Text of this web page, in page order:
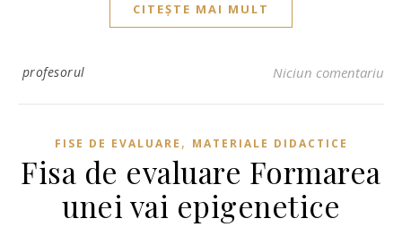
CITEȘTE MAI MULT
profesorul Niciun comentariu
FISE DE EVALUARE , MATERIALE DIDACTICE
Fisa de evaluare Formarea
unei vai epigenetice